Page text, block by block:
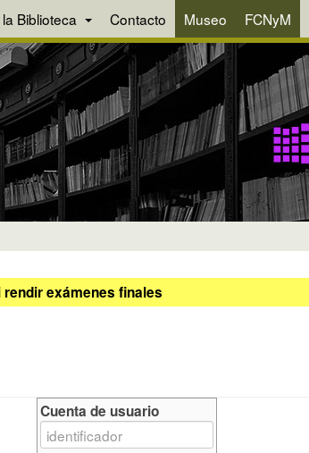
Biblioteca Contacto Museo FCNyM
exámenes finales
Cuenta de usuario